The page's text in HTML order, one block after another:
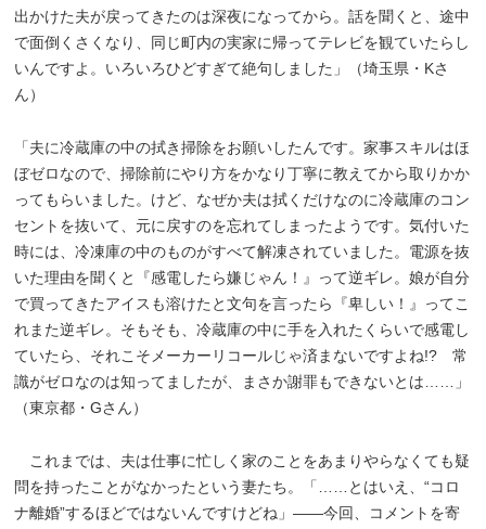
出かけた夫が戻ってきたのは深夜になってから。話を聞くと、途中
で面倒くさくなり、同じ町内の実家に帰ってテレビを観ていたらし
いんですよ。いろいろひどすぎて絶句しました」（埼玉県・Kさ
ん）
「夫に冷蔵庫の中の拭き掃除をお願いしたんです。家事スキルはほ
ぼゼロなので、掃除前にやり方をかなり丁寧に教えてから取りかか
ってもらいました。けど、なぜか夫は拭くだけなのに冷蔵庫のコン
セントを抜いて、元に戻すのを忘れてしまったようです。気付いた
時には、冷凍庫の中のものがすべて解凍されていました。電源を抜
いた理由を聞くと『感電したら嫌じゃん！』って逆ギレ。娘が自分
で買ってきたアイスも溶けたと文句を言ったら『卑しい！』ってこ
れまた逆ギレ。そもそも、冷蔵庫の中に手を入れたくらいで感電し
ていたら、それこそメーカーリコールじゃ済まないですよね!? 常
識がゼロなのは知ってましたが、まさか謝罪もできないとは……」
（東京都・Gさん）
これまでは、夫は仕事に忙しく家のことをあまりやらなくても疑
問を持ったことがなかったという妻たち。「……とはいえ、“コロ
ナ離婚”するほどではないんですけどね」――今回、コメントを寄